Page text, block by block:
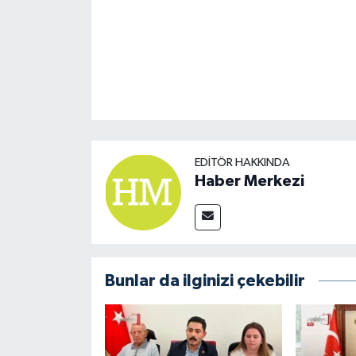
EDITÖR HAKKINDA
Haber Merkezi
Bunlar da ilginizi çekebilir